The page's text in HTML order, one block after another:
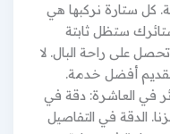
كل ستارة نركبها هي
ستظل ثابتة
على راحة البال. لا
أفضل خدمة.
تركيب ستائر في العاشرة: دقة في
الدقة في التفاصيل